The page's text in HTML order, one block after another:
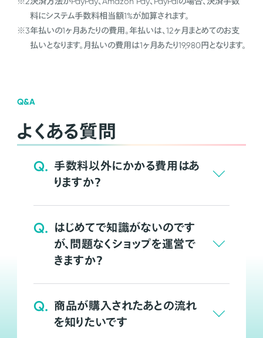
料にシステム手数料相当額1%が加算されます。
※3年払いの1ヶ月あたりの費用。年払いは、12ヶ月まとめてのお支
払いとなります。月払いの費用は1ヶ月あたり19,980円となります。
Q&A
よくある質問
Q. 手数料以外にかかる費用はあ
りますか？
Q. はじめてで知識がないのです
が、問題なくショップを運営で
きますか？
Q. 商品が購入されたあとの流れ
を知りたいです